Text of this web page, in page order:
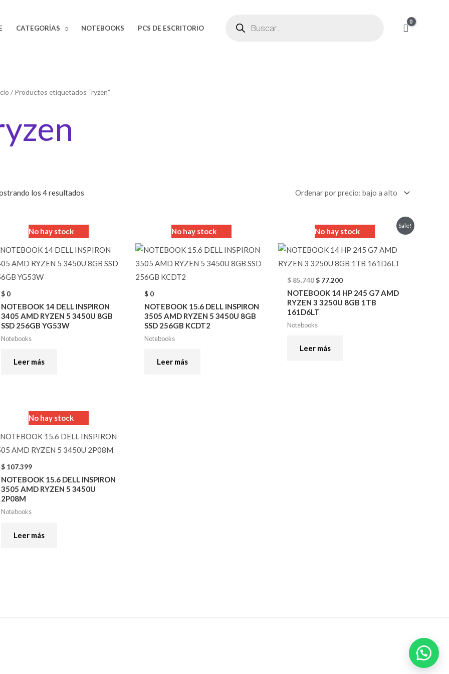
CATEGORÍAS NOTEBOOKS PCS DE ESCRITORIO
/ Productos etiquetados “ryzen”
los 4 resultados
Sorted
by
No hay stock
$ 0
NOTEBOOK 14 DELL INSPIRON
3405 AMD RYZEN 5 3450U 8GB
SSD 256GB YG53W
Notebooks
Leer más
No hay stock
$0
NOTEBOOK 15.6 DELL INSPIRON
3505 AMD RYZEN 5 3450U 8GB
SSD 256GB KCDT2
Notebooks
Leer más
Sale!
No hay stock
$85.740
Original
price
was:
$ 85.740.
$ 77.200
Current
price
is:
$ 77.200.
NOTEBOOK 14 HP 245 G7 AMD
RYZEN 3 3250U 8GB 1TB
161D6LT
Notebooks
Leer más
No hay stock
$ 107.399
NOTEBOOK 15.6 DELL INSPIRON
3505 AMD RYZEN 5 3450U
2P08M
Notebooks
Leer más